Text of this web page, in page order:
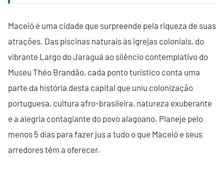
Maceió é uma cidade que surpreende pela riqueza de suas
atrações. Das piscinas naturais às igrejas coloniais, do
vibrante Largo do Jaraguá ao silêncio contemplativo do
Museu Théo Brandão, cada ponto turístico conta uma
parte da história desta capital que uniu colonização
portuguesa, cultura afro-brasileira, natureza exuberante
e a alegria contagiante do povo alagoano. Planeje pelo
menos 5 dias para fazer jus a tudo o que Maceió e seus
arredores têm a oferecer.